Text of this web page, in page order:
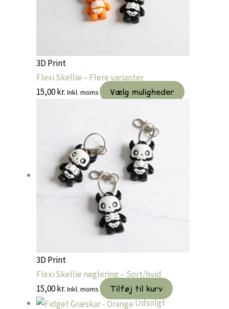
3D Print
Flexi Skellie – Flere varianter
15,00kr. Inkl. moms Vælg muligheder
Dette
3D Print
Flexi Skellie nøglering – Sort/hvid
15,00kr. Inkl. moms
Tilføj til kurv
Udsolgt